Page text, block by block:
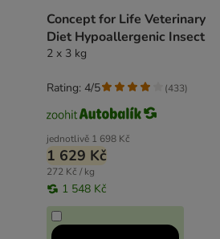
Concept for Life Veterinary
Diet Hypoallergenic Insect
2 x 3 kg
jednotlivě 1 698 Kč
1 629 Kč
272 Kč / kg
1 548 Kč
Rating: 4/5 (433)